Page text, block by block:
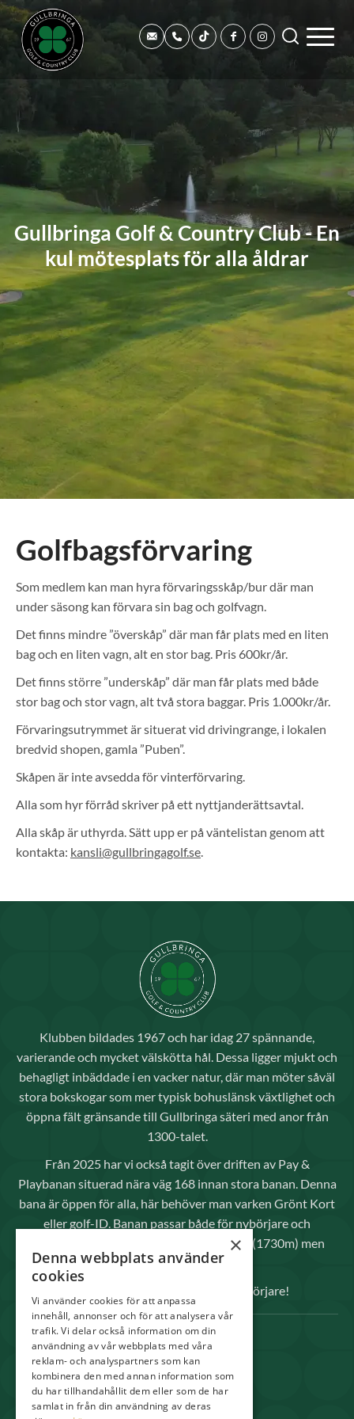
Gullbringa Golf & Country Club - En
kul mötesplats för alla åldrar
Golfbagsförvaring
Som medlem kan man hyra förvaringsskåp/bur där man
under säsong kan förvara sin bag och golfvagn.
Det finns mindre ”överskåp” där man får plats med en liten
bag och en liten vagn, alt en stor bag. Pris 600kr/år.
Det finns större ”underskåp” där man får plats med både
stor bag och stor vagn, alt två stora baggar. Pris 1.000kr/år.
Förvaringsutrymmet är situerat vid drivingrange, i lokalen
bredvid shopen, gamla ”Puben”.
Skåpen är inte avsedda för vinterförvaring.
Alla som hyr förråd skriver på ett nyttjanderättsavtal.
Alla skåp är uthyrda. Sätt upp er på väntelistan genom att
kontakta: kansli@gullbringagolf.se.
Klubben bildades 1967 och har idag 27 spännande,
varierande och mycket välskötta hål. Dessa ligger mjukt och
behagligt inbäddade i en vacker natur, där man möter såväl
stora bokskogar som mer typisk bohuslänsk växtlighet och
öppna fält gränsande till Gullbringa säteri med anor från
1300-talet.
Från 2025 har vi också tagit över driften av Pay &
Playbanan situerad nära väg 168 innan stora banan. Denna
bana är öppen för alla, här behöver man varken Grönt Kort
eller golf-ID. Banan passar både för nybörjare och
avancerade spelare då den inte är så lång (1730m) men
kräver raka slag.
Välkomna både elitspelare och nybörjare!
SNABBLÄNKAR
Spela
Medlem
×
Denna webbplats använder
cookies
Vi använder cookies för att anpassa
innehåll, annonser och för att analysera vår
trafik. Vi delar också information om din
användning av vår webbplats med våra
reklam- och analyspartners som kan
kombinera den med annan information som
du har tillhandahållit dem eller som de har
samlat in från din användning av deras